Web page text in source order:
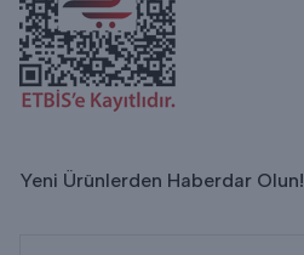
Yeni Ürünlerden Haberdar Olun!